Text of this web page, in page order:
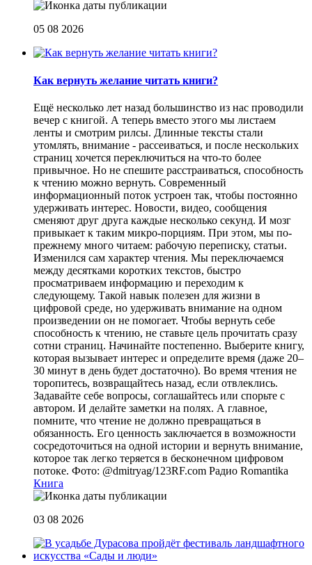
05 08 2026
Как вернуть желание читать книги?
Eщё несколько лет назад большинство из нас проводили
вечер с книгой. А теперь вместо этого мы листаем
ленты и смотрим рилсы. Длинные тексты стали
утомлять, внимание - рассеиваться, и после нескольких
страниц хочется переключиться на что-то более
привычное. Но не спешите расстраиваться, способность
к чтению можно вернуть. Современный
информационный поток устроен так, чтобы постоянно
удерживать интерес. Новости, видео, сообщения
сменяют друг друга каждые несколько секунд. И мозг
привыкает к таким микро-порциям. При этом, мы по-
прежнему много читаем: рабочую переписку, статьи.
Изменился сам характер чтения. Мы переключаемся
между десятками коротких текстов, быстро
просматриваем информацию и переходим к
следующему. Такой навык полезен для жизни в
цифровой среде, но удерживать внимание на одном
произведении он не помогает. Чтобы вернуть себе
способность к чтению, не ставьте цель прочитать сразу
сотни страниц. Начинайте постепенно. Выберите книгу,
которая вызывает интерес и определите время (даже 20–
30 минут в день будет достаточно). Во время чтения не
торопитесь, возвращайтесь назад, если отвлеклись.
Задавайте себе вопросы, соглашайтесь или спорьте с
автором. И делайте заметки на полях. А главное,
помните, что чтение не должно превращаться в
обязанность. Его ценность заключается в возможности
сосредоточиться на одной истории и вернуть внимание,
которое так легко теряется в бесконечном цифровом
потоке. Фото: @dmitryag/123RF.com Радио Romantika
Книга
03 08 2026